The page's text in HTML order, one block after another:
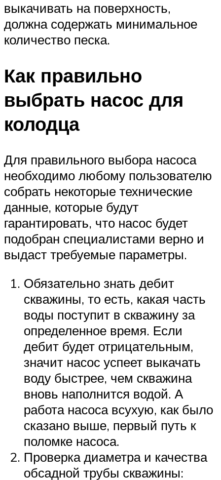
выкачивать на поверхность,
должна содержать минимальное
количество песка.
Как правильно
выбрать насос для
колодца
Для правильного выбора насоса
необходимо любому пользователю
собрать некоторые технические
данные, которые будут
гарантировать, что насос будет
подобран специалистами верно и
выдаст требуемые параметры.
Обязательно знать дебит
скважины, то есть, какая часть
воды поступит в скважину за
определенное время. Если
дебит будет отрицательным,
значит насос успеет выкачать
воду быстрее, чем скважина
вновь наполнится водой. А
работа насоса всухую, как было
сказано выше, первый путь к
поломке насоса.
Проверка диаметра и качества
обсадной трубы скважины: